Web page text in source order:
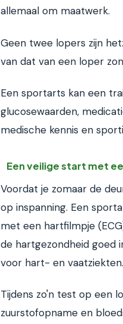
allemaal om maatwerk.
Geen twee lopers zijn
van dat van een loper
Een sportarts kan een
glucosewaarden,
medische kennis en
Een veilige start met
Voordat je zomaar de
op inspanning. Een
met een hartfilmpje
de hartgezondheid goed
voor hart- en vaatziekten.
Tijdens zo'n test op een
zuurstofopname en